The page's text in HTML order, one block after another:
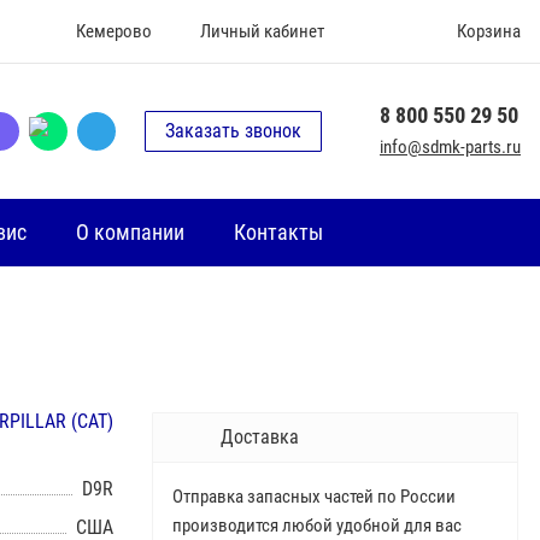
Кемерово Личный кабинет Корзина
Заказать звонок
8 800 550 29 50
info@sdmk-parts.ru
О компании Контакты
(CAT)
D9R
США
Доставка
Отправка запасных частей по России
производится любой удобной для вас